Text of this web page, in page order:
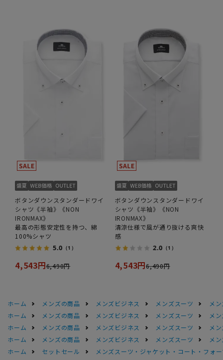
ボタンダウンスタンダードワイ
シャツ《半袖》《NON
IRONMAX》
最高の形態安定性を持つ、綿
100%シャツ
5.0 （1）
4,543円6,490円
ボタンダウンスタンダードワイ
シャツ《半袖》《NON
IRONMAX》
清涼仕様で風が通り抜ける爽快
感
2.0 （1）
4,543円6,490円
ホーム メンズの商品 メンズビジネス メンズスーツ
メ
ホーム
メンズの商品 メンズビジネス メンズスーツ
メ
ホーム
メンズの商品 メンズビジネス メンズスーツ
メ
ホーム
メンズの商品 メンズビジネス メンズスーツ
メ
ホーム
セットセール メンズスーツ・ジャケット・コート・フォ